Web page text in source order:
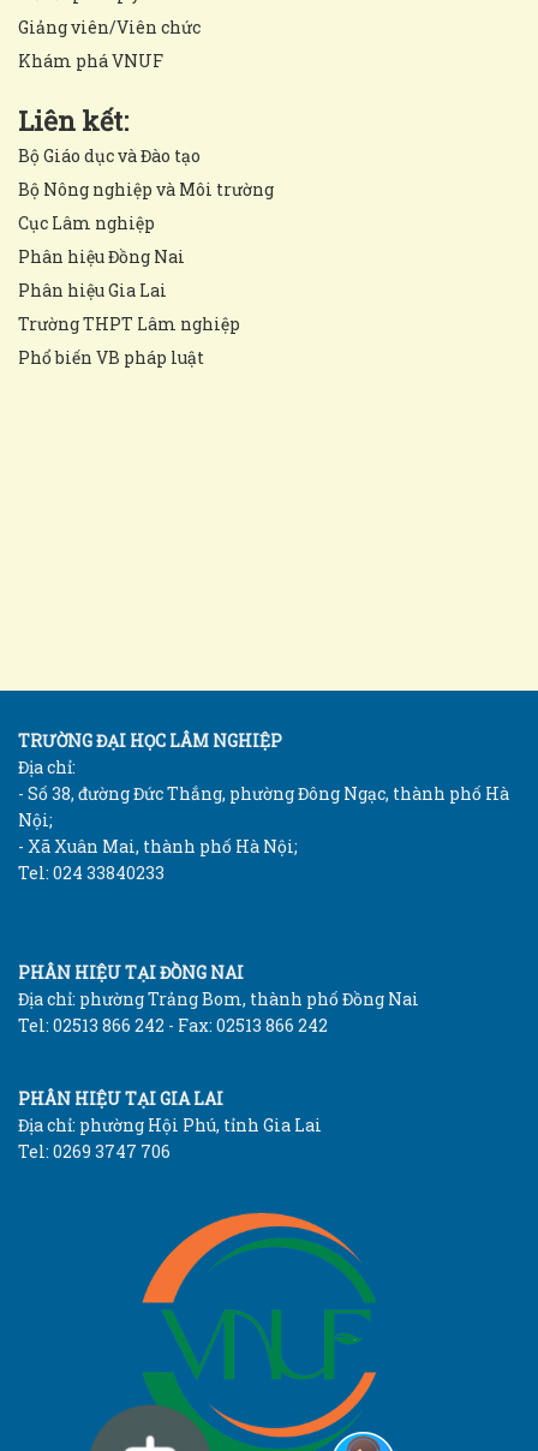
Giảng viên/Viên chức
Khám phá VNUF
Liên kết:
Bộ Giáo dục và Đào tạo
Bộ Nông nghiệp và Môi trường
Cục Lâm nghiệp
Phân hiệu Đồng Nai
Phân hiệu Gia Lai
Trường THPT Lâm nghiệp
Phổ biến VB pháp luật
TRƯỜNG ĐẠI HỌC LÂM NGHIỆP
Địa chỉ:
- Số 38, đường Đức Thắng, phường Đông Ngạc, thành phố Hà
Nội;
- Xã Xuân Mai, thành phố Hà Nội;
Tel: 024 33840233
PHÂN HIỆU TẠI ĐỒNG NAI
Địa chỉ: phường Trảng Bom, thành phố Đồng Nai
Tel: 02513 866 242 - Fax: 02513 866 242
PHÂN HIỆU TẠI GIA LAI
Địa chỉ: phường Hội Phú, tỉnh Gia Lai
Tel: 0269 3747 706